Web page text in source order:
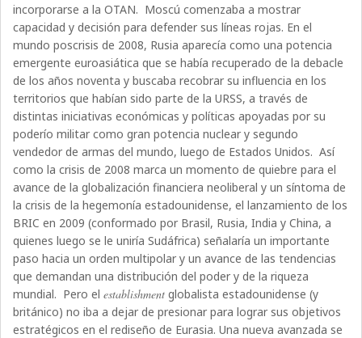
incorporarse a la OTAN. Moscú comenzaba a mostrar
capacidad y decisión para defender sus líneas rojas. En el
mundo poscrisis de 2008, Rusia aparecía como una potencia
emergente euroasiática que se había recuperado de la debacle
de los años noventa y buscaba recobrar su influencia en los
territorios que habían sido parte de la URSS, a través de
distintas iniciativas económicas y políticas apoyadas por su
poderío militar como gran potencia nuclear y segundo
vendedor de armas del mundo, luego de Estados Unidos. Así
como la crisis de 2008 marca un momento de quiebre para el
avance de la globalización financiera neoliberal y un síntoma de
la crisis de la hegemonía estadounidense, el lanzamiento de los
BRIC en 2009 (conformado por Brasil, Rusia, India y China, a
quienes luego se le uniría Sudáfrica) señalaría un importante
paso hacia un orden multipolar y un avance de las tendencias
que demandan una distribución del poder y de la riqueza
mundial. Pero elestablishment globalista estadounidense (y
británico) no iba a dejar de presionar para lograr sus objetivos
estratégicos en el rediseño de Eurasia. Una nueva avanzada se